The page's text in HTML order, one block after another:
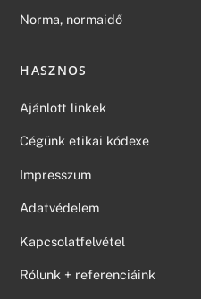
Norma, normaidő
HASZNOS
Ajánlott linkek
Cégünk etikai kódexe
Impresszum
Adatvédelem
Kapcsolatfelvétel
Rólunk + referenciáink